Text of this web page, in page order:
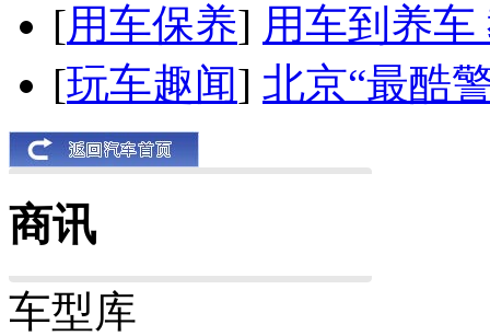
[用车保养] 用车到养
[玩车趣闻] 北京“最酷
商讯
车型库